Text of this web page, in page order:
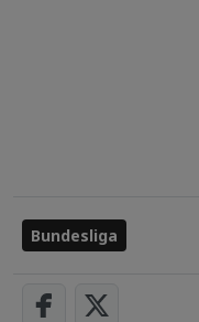
Bundesliga